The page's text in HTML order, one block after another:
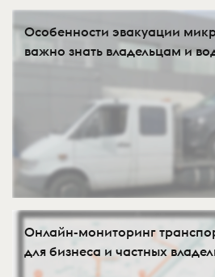
Особенности эвакуации
важно знать владельцам и
Онлайн-мониторинг
для бизнеса и частных